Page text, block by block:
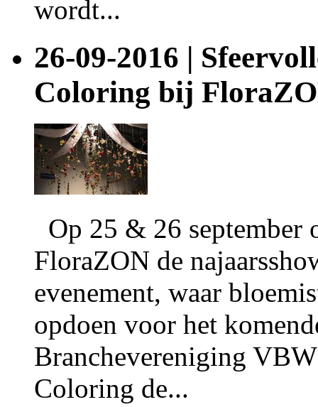
wordt...
26-09-2016 |
Coloring bij
Op 25 & 26 september
FloraZON de
evenement, waar
opdoen voor het
Branchevereniging
Coloring de...